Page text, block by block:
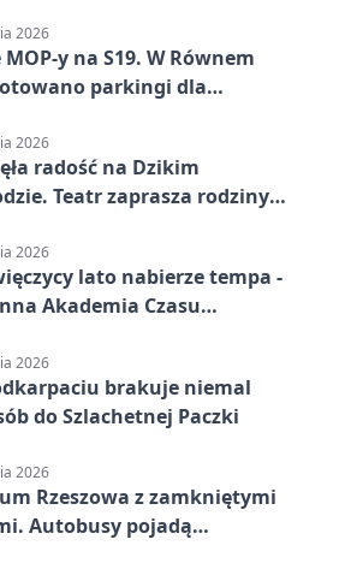
2026
y na S19. W Równem
parkingi dla
2026
radość na Dzikim
Teatr zaprasza rodziny
2026
lato nabierze tempa -
Akademia Czasu
2026
brakuje niemal
do Szlachetnej Paczki
2026
Rzeszowa z zamkniętymi
Autobusy pojadą